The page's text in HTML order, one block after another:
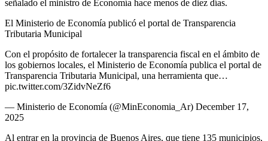
señalado el ministro de Economía hace menos de diez días.
El Ministerio de Economía publicó el portal de Transparencia
Tributaria Municipal
Con el propósito de fortalecer la transparencia fiscal en el ámbito de
los gobiernos locales, el Ministerio de Economía publica el portal de
Transparencia Tributaria Municipal, una herramienta que…
pic.twitter.com/3ZidvNeZf6
— Ministerio de Economía (@MinEconomia_Ar) December 17,
2025
Al entrar en la provincia de Buenos Aires, que tiene 135 municipios,